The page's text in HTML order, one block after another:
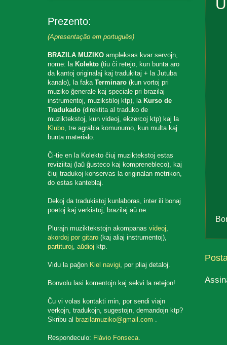
Prezento:
(Apresentação em português)
BRAZILA MUZIKO ampleksas kvar servojn,
nome: la Kolekto (tiu ĉi retejo, kun bunta aro
da kantoj originalaj kaj tradukitaj + la Jutuba
kanalo), la fakaTerminaro (kun vortoj pri
muziko ĝenerale kaj speciale pri brazilaj
instrumentoj, muzikstiloj ktp), la Kurso de
Tradukado (direktita al traduko de
muziktekstoj, kun videoj, ekzercoj ktp) kaj la
Klubo, tre agrabla komunumo, kun multa kaj
bunta materialo.
Ĉi-tie en la Kolekto ĉiuj muziktekstoj estas
reviziitaj (laŭ ĝusteco kaj komprenebleco), kaj
ĉiuj tradukoj konservas la originalan metrikon,
do estas kanteblaj.
Dekoj da tradukistoj kunlaboras, inter ili bonaj
poetoj kaj verkistoj, brazilaj aŭ ne.
Plurajn muziktekstojn akompanasvideoj,
akordoj por gitaro (kaj aliaj instrumentoj),
partituroj,aŭdioj ktp.
Vidu la paĝon Kiel navigi, por pliaj detaloj.
Bonvolu lasi komentojn kaj sekvi la retejon!
Ĉu vi volas kontakti min, por sendi viajn
verkojn, tradukojn, sugestojn, demandojn ktp?
Skribu al brazilamuziko@gmail.com .
Respondeculo: Flávio Fonseca.